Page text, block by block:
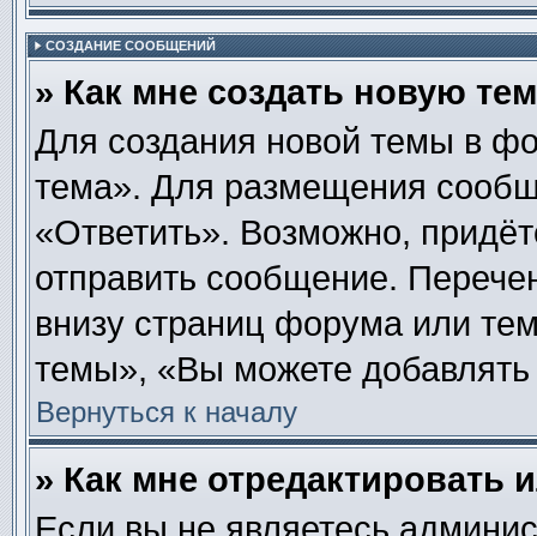
СОЗДАНИЕ СООБЩЕНИЙ
» Как мне создать новую
Для создания новой темы в
тема». Для размещения
«Ответить». Возможно,
отправить сообщение.
внизу страниц форума или
темы», «Вы можете добавлять
Вернуться к началу
» Как мне отредактировать